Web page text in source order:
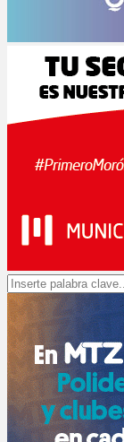
Search
for: